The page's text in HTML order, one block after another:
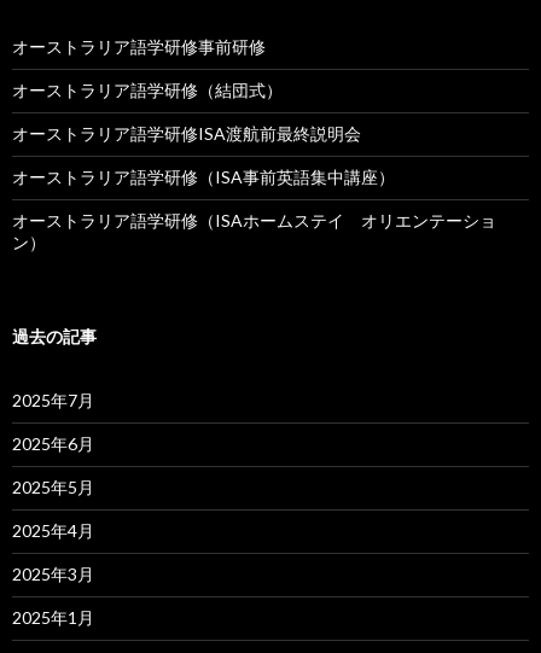
オーストラリア語学研修事前研修
オーストラリア語学研修（結団式）
オーストラリア語学研修ISA渡航前最終説明会
オーストラリア語学研修（ISA事前英語集中講座）
オーストラリア語学研修（ISAホームステイ オリエンテーショ
ン）
過去の記事
2025年7月
2025年6月
2025年5月
2025年4月
2025年3月
2025年1月